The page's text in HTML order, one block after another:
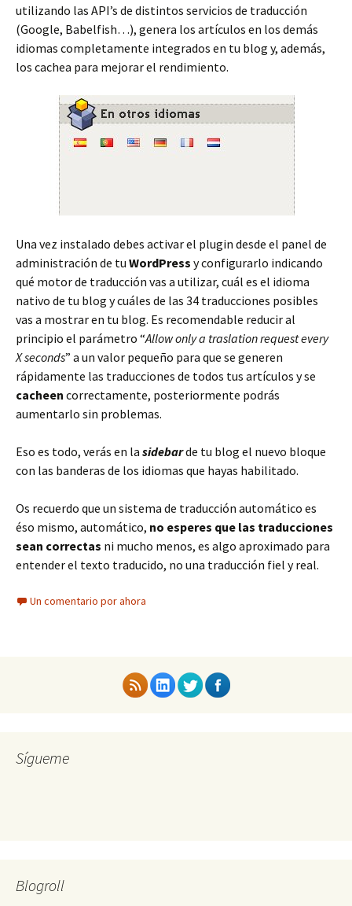
utilizando las API’s de distintos servicios de traducción
(Google, Babelfish…), genera los artículos en los demás
idiomas completamente integrados en tu blog y, además,
los cachea para mejorar el rendimiento.
Una vez instalado debes activar el plugin desde el panel de
administración de tu WordPress y configurarlo indicando
qué motor de traducción vas a utilizar, cuál es el idioma
nativo de tu blog y cuáles de las 34 traducciones posibles
vas a mostrar en tu blog. Es recomendable reducir al
principio el parámetro “Allow only a traslation request every
X seconds” a un valor pequeño para que se generen
rápidamente las traducciones de todos tus artículos y se
cacheen correctamente, posteriormente podrás
aumentarlo sin problemas.
Eso es todo, verás en la sidebarde tu blog el nuevo bloque
con las banderas de los idiomas que hayas habilitado.
Os recuerdo que un sistema de traducción automático es
éso mismo, automático, no esperes que las traducciones
sean correctas ni mucho menos, es algo aproximado para
entender el texto traducido, no una traducción fiel y real.
Un comentario por ahora
Sígueme
Blogroll